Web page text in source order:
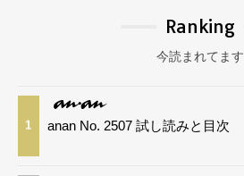
Ranking
今読まれてます
1 anan No. 2507 試し読みと目次